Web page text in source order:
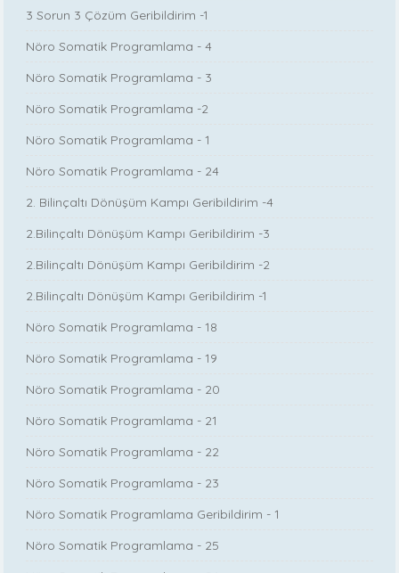
3 Sorun 3 Çözüm Geribildirim -1
Nöro Somatik Programlama - 4
Nöro Somatik Programlama - 3
Nöro Somatik Programlama -2
Nöro Somatik Programlama - 1
Nöro Somatik Programlama - 24
2. Bilinçaltı Dönüşüm Kampı Geribildirim -4
2.Bilinçaltı Dönüşüm Kampı Geribildirim -3
2.Bilinçaltı Dönüşüm Kampı Geribildirim -2
2.Bilinçaltı Dönüşüm Kampı Geribildirim -1
Nöro Somatik Programlama - 18
Nöro Somatik Programlama - 19
Nöro Somatik Programlama - 20
Nöro Somatik Programlama - 21
Nöro Somatik Programlama - 22
Nöro Somatik Programlama - 23
Nöro Somatik Programlama Geribildirim - 1
Nöro Somatik Programlama - 25